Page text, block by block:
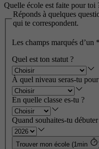
Quelle école est faite pour toi
Réponds à quelques
qui te correspondent.
Les champs marqués d’un *
Quel est ton statut ?
À quel niveau seras-tu
En quelle classe es-tu ?
Quand souhaites-tu
Trouver mon école (1min